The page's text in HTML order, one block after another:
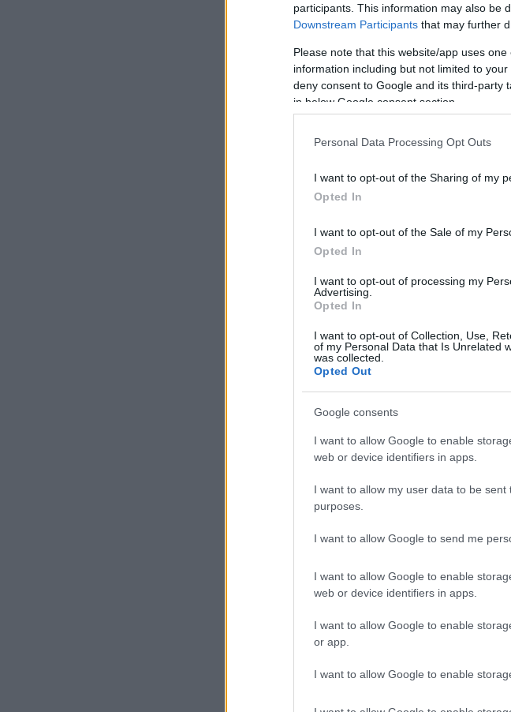
participants. This information may also be
Downstream Participants that may further
Please note that this website/app uses
information including but not limited to
deny consent to Google and its third-party
in below Google consent section.
Personal Data Processing Opt Outs
I want to opt-out of the Sharing of my
Opted In
I want to opt-out of the Sale of my
Opted In
I want to opt-out of processing my
Advertising.
Opted In
I want to opt-out of Collection, Use,
of my Personal Data that Is Unrelated
was collected.
Opted Out
Google consents
I want to allow Google to enable
web or device identifiers in apps.
I want to allow my user data to be
purposes.
I want to allow Google to send me
I want to allow Google to enable
web or device identifiers in apps.
I want to allow Google to enable
or app.
I want to allow Google to enable